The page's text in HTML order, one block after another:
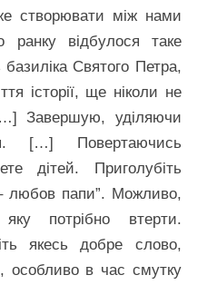
створювати між нами
відбулося таке
Святого Петра,
історії, ще ніколи не
Завершую, уділяючи
[…] Повертаючись
дітей. Приголубіть
любов папи”. Можливо,
яку потрібно втерти.
якесь добре слово,
особливо в час смутку